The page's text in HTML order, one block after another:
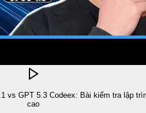
vs GPT 5.3 Codeex: Bài kiểm tra lập
cao